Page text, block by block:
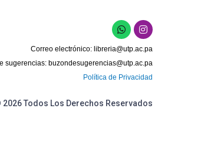
W
h
a
t
s
p
I
n
s
t
a
r
m
Correo electrónico: libreria@utp.ac.pa
sugerencias: buzondesugerencias@utp.ac.pa
Política de Privacidad
2026 Todos Los Derechos Reservados